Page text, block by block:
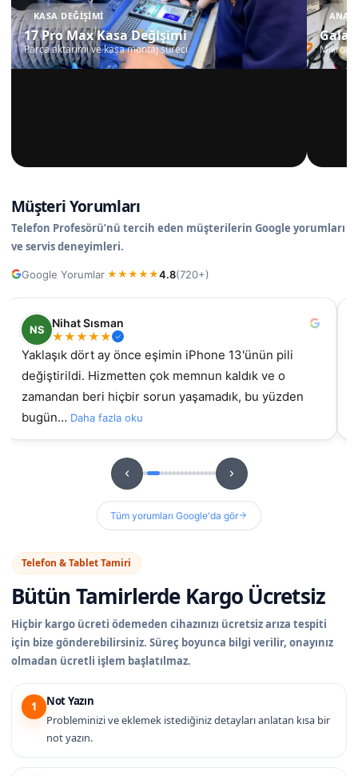
KASA DEĞIŞIMI
17 Pro Max Kasa Değişimi
Parça aktarımı ve kasa montaj süreci
Müşteri Yorumları
Telefon Profesörü’nü tercih eden müşterilerin Google yorumları
ve servis deneyimleri.
Google Yorumlar·★ ★ ★ ★ ★4.8(720+)
NS
Nihat Sısman
★★★★★
Yaklaşık dört ay önce eşimin iPhone 13'ünün pili
değiştirildi. Hizmetten çok memnun kaldık ve o
zamandan beri hiçbir sorun yaşamadık, bu yüzden
bugün… Daha fazla oku
Tüm yorumları Google'da gör
Telefon & Tablet Tamiri
Bütün Tamirlerde Kargo Ücretsiz
Hiçbir kargo ücreti ödemeden cihazınızı ücretsiz arıza tespiti
için bize gönderebilirsiniz. Süreç boyunca bilgi verilir, onayınız
olmadan ücretli işlem başlatılmaz.
1
Not Yazın
Probleminizi ve eklemek istediğiniz detayları anlatan kısa bir
not yazın.